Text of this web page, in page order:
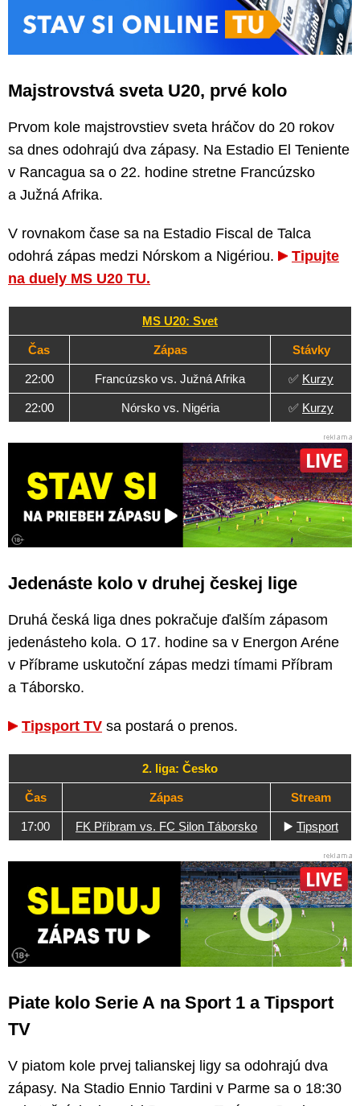
Majstrovstvá sveta U20, prvé kolo
Prvom kole majstrovstiev sveta hráčov do 20 rokov
sa dnes odohrajú dva zápasy. Na Estadio El Teniente
v Rancagua sa o 22. hodine stretne Francúzsko
a Južná Afrika.
V rovnakom čase sa na Estadio Fiscal de Talca
odohrá zápas medzi Nórskom a Nigériou.
Tipujte
na duely MS U20 TU.
MS U20: Svet
Čas Zápas Stávky
22:00 Francúzsko vs. Južná Afrika ✅ Kurzy
22:00 Nórsko vs. Nigéria ✅ Kurzy
Jedenáste kolo v druhej českej lige
Druhá česká liga dnes pokračuje ďalším zápasom
jedenásteho kola. O 17. hodine sa v Energon Aréne
v Příbrame uskutoční zápas medzi tímami Příbram
a Táborsko.
Tipsport TV sa postará o prenos.
2. liga: Česko
Čas Zápas Stream
17:00 FK Příbram vs. FC Silon Táborsko ▶️ Tipsport
Piate kolo Serie A na Sport 1 a Tipsport
TV
V piatom kole prvej talianskej ligy sa odohrajú dva
zápasy. Na Stadio Ennio Tardini v Parme sa o 18:30